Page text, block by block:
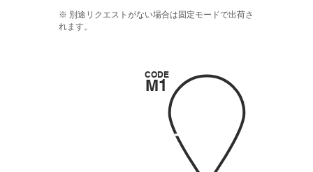
​※ 別途リクエストがない場合は固定モードで出荷さ
れます。
CODE
M1
固定モー